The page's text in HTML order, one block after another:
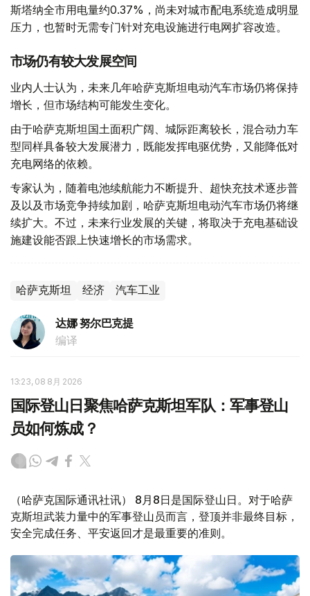
斯塔纳全市用电量约0.37%，尚未对城市配电系统造成明显
压力，也暂时无需专门针对充电设施进行电网扩容改造。
市场仍有较大发展空间
业内人士认为，未来几年哈萨克斯坦电动汽车市场仍将保持
增长，但市场结构可能发生变化。
由于哈萨克斯坦国土面积广阔、城际距离较长，混合动力车
型同样具备较大发展潜力，既能发挥电驱优势，又能降低对
充电网络的依赖。
专家认为，随着电池续航能力不断提升、超快充技术逐步普
及以及市场竞争持续加剧，哈萨克斯坦电动汽车市场仍将继
续扩大。不过，未来行业发展的关键，将取决于充电基础设
施建设能否跟上快速增长的市场需求。
哈萨克斯坦 经济 汽车工业
达娜 努尔巴克提
编译
13:23, 08 8月 2026
国际登山日聚焦哈萨克斯坦军队：军事登山
员如何炼成？
（哈萨克国际通讯社讯） 8月8日是国际登山日。对于哈萨
克斯坦武装力量中的军事登山员而言，登顶并非最终目标，
安全完成任务、平安返回才是最重要的准则。